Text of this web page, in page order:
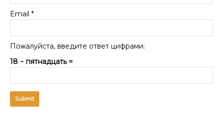
Email *
Пожалуйста, введите ответ цифрами:
18 − пятнадцать =